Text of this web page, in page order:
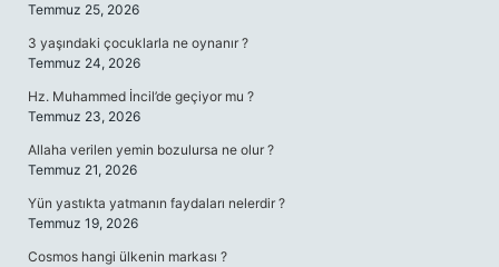
Temmuz 25, 2026
3 yaşındaki çocuklarla ne oynanır ?
Temmuz 24, 2026
Hz. Muhammed İncil’de geçiyor mu ?
Temmuz 23, 2026
Allaha verilen yemin bozulursa ne olur ?
Temmuz 21, 2026
Yün yastıkta yatmanın faydaları nelerdir ?
Temmuz 19, 2026
Cosmos hangi ülkenin markası ?